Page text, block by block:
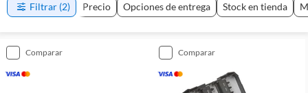
Filtrar (2) Precio Opciones de entrega Stock en tienda
comparar comparar